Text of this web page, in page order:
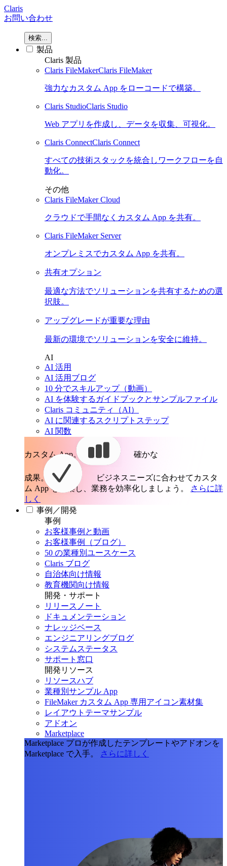
Claris
お問い合わせ
検索...
製品
Claris 製品
Claris FileMakerClaris FileMaker
強力なカスタム App をローコードで構築。
Claris StudioClaris Studio
Web アプリを作成し、データを収集、可視化。
Claris ConnectClaris Connect
すべての技術スタックを統合しワークフローを自
動化。
その他
Claris FileMaker Cloud
クラウドで手間なくカスタム App を共有。
Claris FileMaker Server
オンプレミスでカスタム App を共有。
共有オプション
最適な方法でソリューションを共有するための選
択肢。
アップグレードが重要な理由
最新の環境でソリューションを安全に維持。
AI
AI 活用
AI 活用ブログ
10 分でスキルアップ（動画）
AI を体験するガイドブックとサンプルファイル
Claris コミュニティ（AI）
AI に関連するスクリプトステップ
AI 関数
カスタム App。 確かな
成果。
ビジネスニーズに合わせてカスタ
ム App を構築し、業務を効率化しましょう。
さらに詳
しく
事例／開発
事例
お客様事例と動画
お客様事例（ブログ）
50 の業種別ユースケース
Claris ブログ
自治体向け情報
教育機関向け情報
開発・サポート
リリースノート
ドキュメンテーション
ナレッジベース
エンジニアリングブログ
システムステータス
サポート窓口
開発リソース
リソースハブ
業種別サンプル App
FileMaker カスタム App 専用アイコン素材集
レイアウトテーマサンプル
アドオン
Marketplace
Marketplace プロが作成したテンプレートやアドオンを
Marketplace で入手。
さらに詳しく